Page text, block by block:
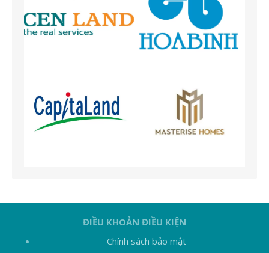
ĐIỀU KHOẢN ĐIỀU KIỆN
Chính sách bảo mật